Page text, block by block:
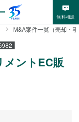
無料相談
M&A案件一覧（売却・
ントEC販